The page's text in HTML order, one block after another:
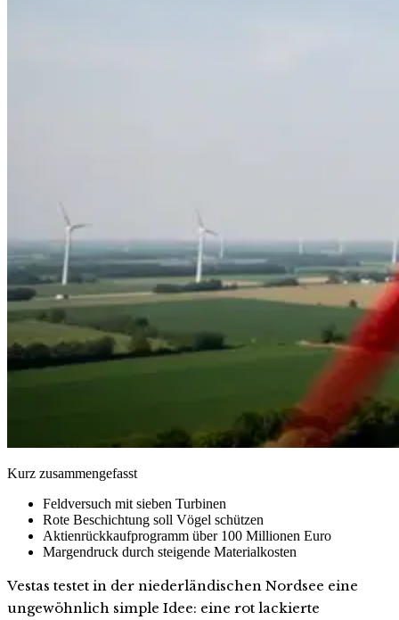
Kurz zusammengefasst
Feldversuch mit sieben Turbinen
Rote Beschichtung soll Vögel schützen
Aktienrückkaufprogramm über 100 Millionen Euro
Margendruck durch steigende Materialkosten
Vestas testet in der niederländischen Nordsee eine
ungewöhnlich simple Idee: eine rot lackierte